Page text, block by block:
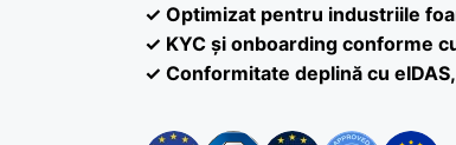
✓ Optimizat pentru industriile
✓ KYC și onboarding conforme
✓ Conformitate deplină cu eIDAS,